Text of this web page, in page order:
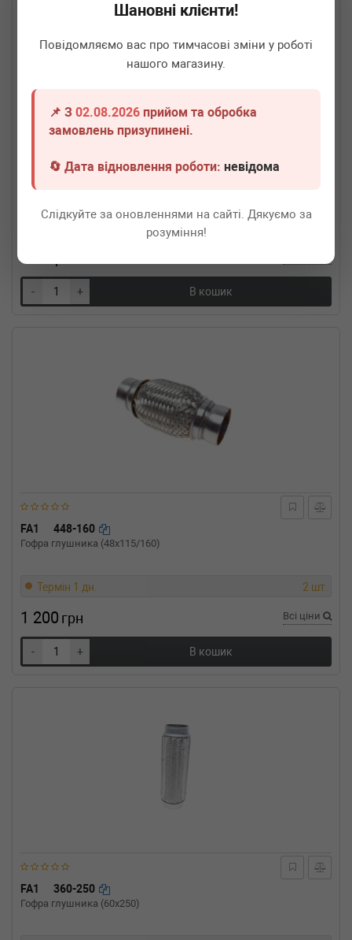
Шановні клієнти!
Повідомляємо вас про тимчасові зміни у роботі
нашого магазину.
📌 З02.08.2026 прийом та обробка
замовлень призупинені.
🔄 Дата відновлення роботи:невідома
Слідкуйте за оновленнями на сайті. Дякуємо за
розуміння!
ROTWEISS B76X200x300BN
Гофра глушника (76x200)
940
- + В кошик
FA1 448-160
Гофра глушника (48x115/160)
Термін 1 дн. 2 шт.
1 200 грн Всі ціни
- + В кошик
FA1 360-250
Гофра глушника (60x250)